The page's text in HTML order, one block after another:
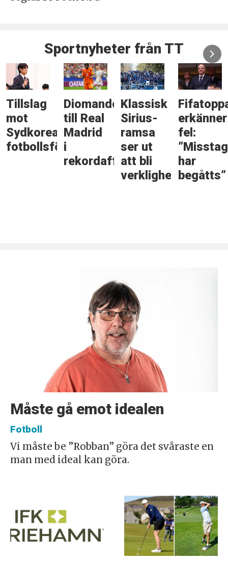
Sportnyheter från TT
Tillslag
mot
Sydkoreas
fotbollsförbund
Diomandé
till Real
Madrid
i
rekordaffär
Klassisk
Sirius-
ramsa
ser ut
att bli
verklighet
erkänner
fel:
”Misstag
har
begåtts”
Måste gå emot idealen
Fotboll
Vi måste be ”Robban” göra det svåraste en
man med ideal kan göra.